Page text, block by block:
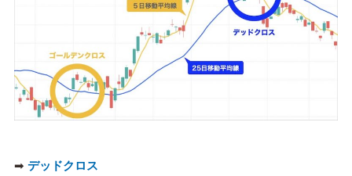
➡ デッドクロス